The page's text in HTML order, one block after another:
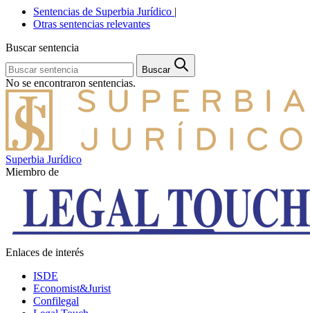
Sentencias de Superbia Jurídico |
Otras sentencias relevantes
Buscar sentencia
Buscar
No se encontraron sentencias.
Superbia Jurídico
Miembro de
Enlaces de interés
ISDE
Economist&Jurist
Confilegal